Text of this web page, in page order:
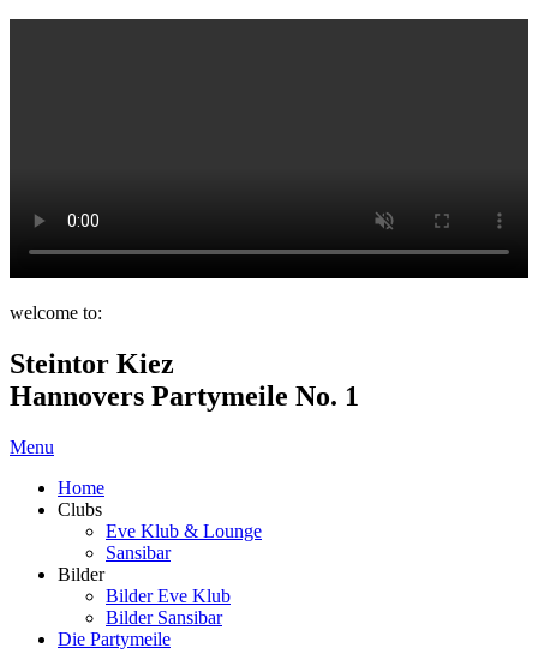
welcome to:
Steintor Kiez
Hannovers Partymeile No. 1
Menu
Home
Clubs
Eve Klub & Lounge
Sansibar
Bilder
Bilder Eve Klub
Bilder Sansibar
Die Partymeile